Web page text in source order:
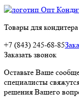
Товары для
+7 (843) 245-68-85
Заказать звонок
Оставьте Ваше
специалисты
решения Вашего